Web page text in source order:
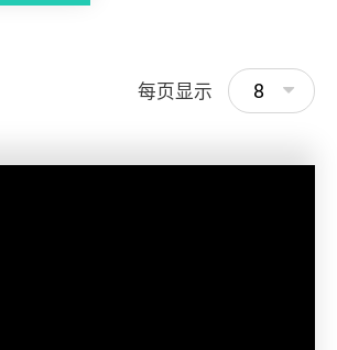
每页显示 8